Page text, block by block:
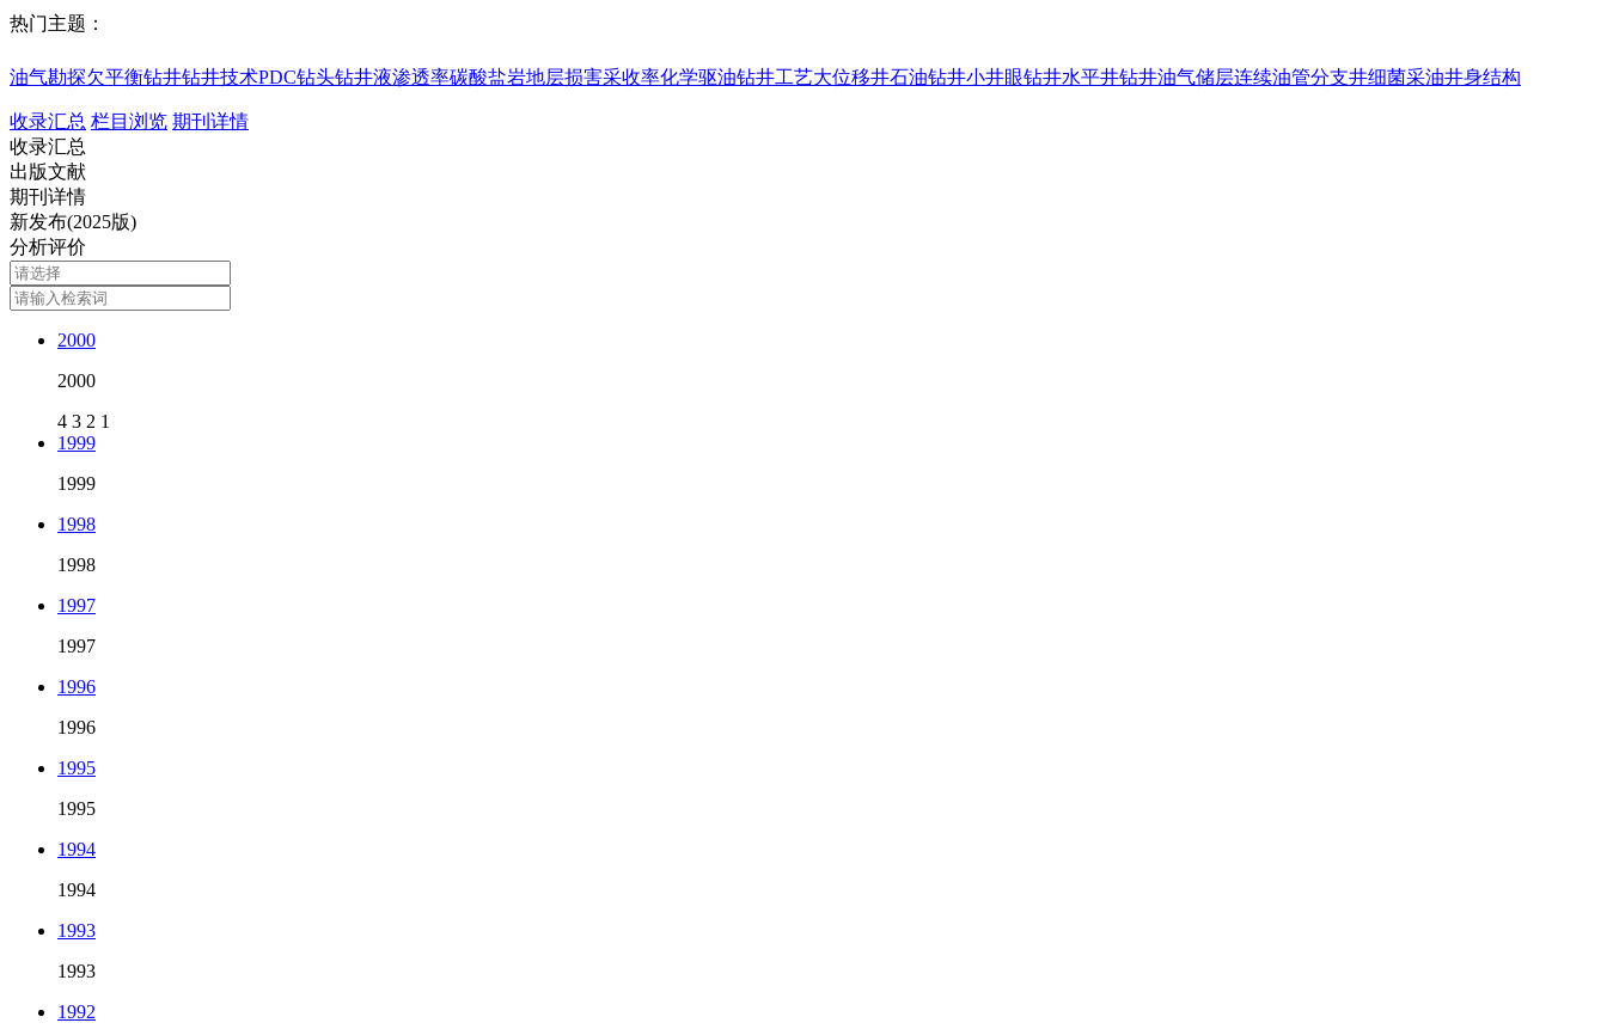
热门主题：
油气勘探欠平衡钻井钻井技术PDC钻头钻井液渗透率碳酸盐岩地层损害采收率化学驱油钻井工艺大位移井石油钻井小井眼钻井水平井钻井油气储层连续油管分支井细菌采油井身结构
收录汇总 栏目浏览 期刊详情
收录汇总
出版文献
期刊详情
新发布(2025版)
分析评价
2000
2000
4 3 2 1
1999
1999
1998
1998
1997
1997
1996
1996
1995
1995
1994
1994
1993
1993
1992